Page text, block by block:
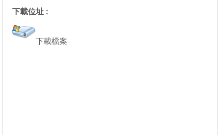
下載位址 :
下載檔案